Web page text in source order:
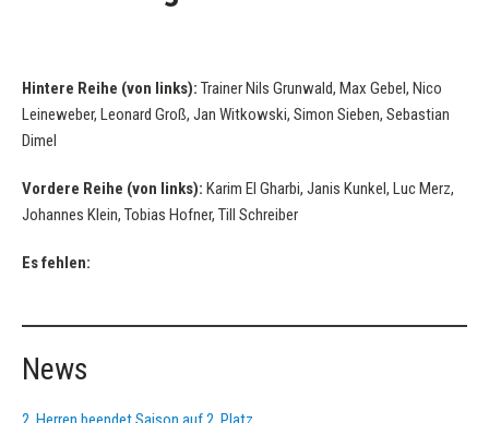
Hintere Reihe (von links): Trainer Nils Grunwald, Max Gebel, Nico
Leineweber, Leonard Groß, Jan Witkowski, Simon Sieben, Sebastian
Dimel
Vordere Reihe (von links): Karim El Gharbi, Janis Kunkel, Luc Merz,
Johannes Klein, Tobias Hofner, Till Schreiber
Es fehlen:
News